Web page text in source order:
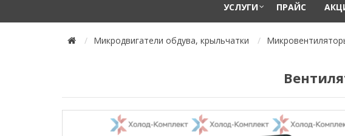
УСЛУГИ ПРАЙС
Микродвигатели обдува, крыльчатки